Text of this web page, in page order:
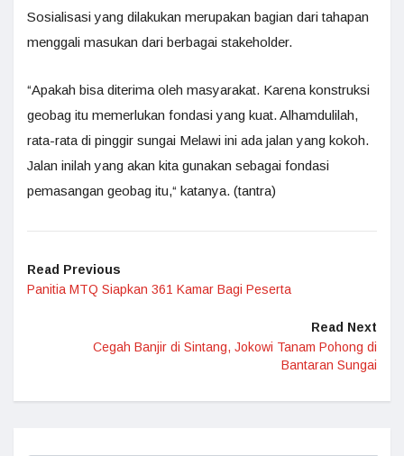
Sosialisasi yang dilakukan merupakan bagian dari tahapan
menggali masukan dari berbagai stakeholder.
“Apakah bisa diterima oleh masyarakat. Karena konstruksi
geobag itu memerlukan fondasi yang kuat. Alhamdulilah,
rata-rata di pinggir sungai Melawi ini ada jalan yang kokoh.
Jalan inilah yang akan kita gunakan sebagai fondasi
pemasangan geobag itu,“ katanya. (tantra)
Read Previous
Panitia MTQ Siapkan 361 Kamar Bagi Peserta
Read Next
Cegah Banjir di Sintang, Jokowi Tanam Pohong di
Bantaran Sungai